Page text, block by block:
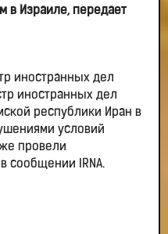
в Израиле, передает
иностранных дел
иностранных дел
республики Иран в
условий
провели
сообщении IRNA.